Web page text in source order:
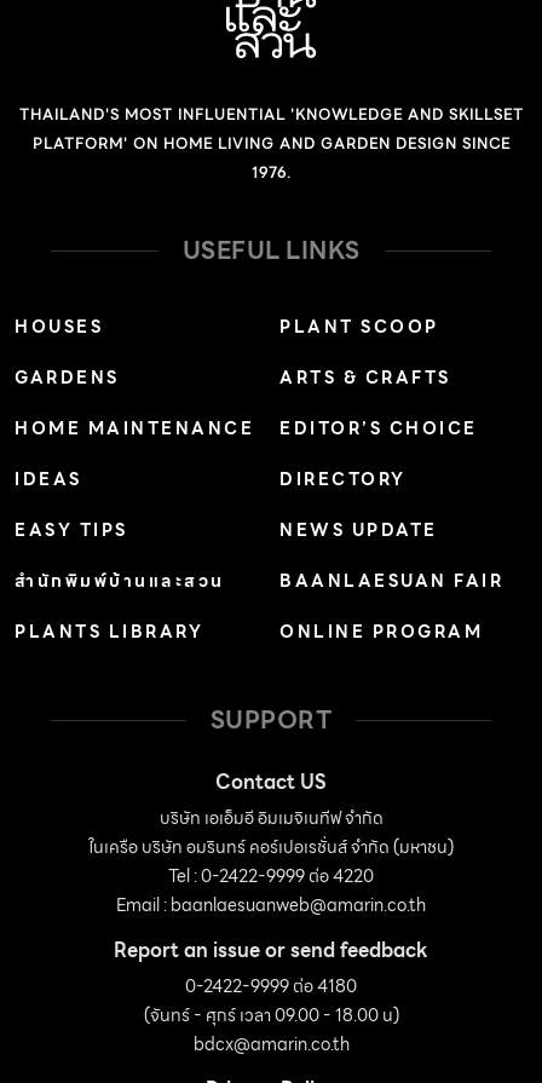
THAILAND'S MOST INFLUENTIAL 'KNOWLEDGE AND SKILLSET
PLATFORM' ON HOME LIVING AND GARDEN DESIGN SINCE
1976.
USEFUL LINKS
HOUSES
GARDENS
HOME MAINTENANCE
IDEAS
EASY TIPS
สำนักพิมพ์บ้านและสวน
PLANTS LIBRARY
PLANT SCOOP
ARTS & CRAFTS
EDITOR’S CHOICE
DIRECTORY
NEWS UPDATE
BAANLAESUAN FAIR
ONLINE PROGRAM
SUPPORT
Contact US
บริษัท เอเอ็มอี อิมเมจิเนทีฟ จำกัด
ในเครือ บริษัท อมรินทร์ คอร์เปอเรชั่นส์ จำกัด (มหาชน)
Tel : 0-2422-9999 ต่อ 4220
Email :baanlaesuanweb@amarin.co.th
Report an issue or send feedback
0-2422-9999 ต่อ 4180
(จันทร์ - ศุกร์ เวลา 09.00 - 18.00 น)
bdcx@amarin.co.th